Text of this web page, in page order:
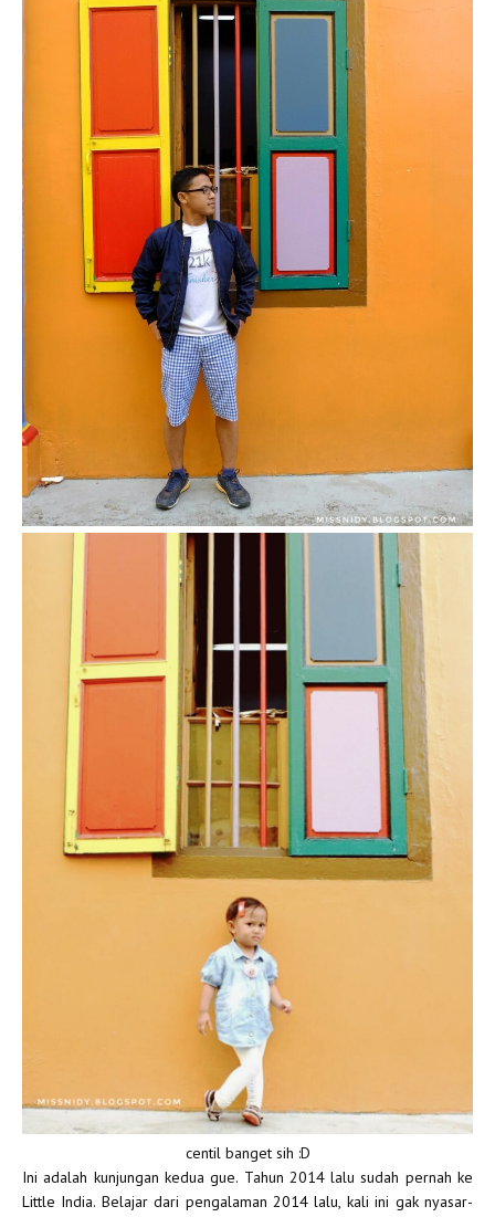
centil banget sih :D
Ini adalah kunjungan kedua gue. Tahun 2014 lalu sudah pernah ke
Little India. Belajar dari pengalaman 2014 lalu, kali ini gak nyasar-